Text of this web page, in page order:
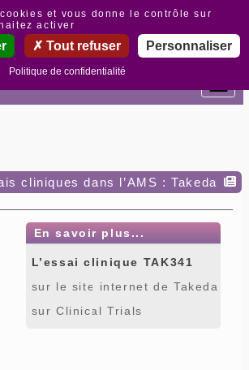
cliniques dans l’AMS : Takeda
En savoir plus...
L’essai clinique TAK341
sur le site internet de Takeda
sur Clinical Trials
des cookies
et vous donne le contrôle sur
activer
Tout refuser Personnaliser
Politique de confidentialité